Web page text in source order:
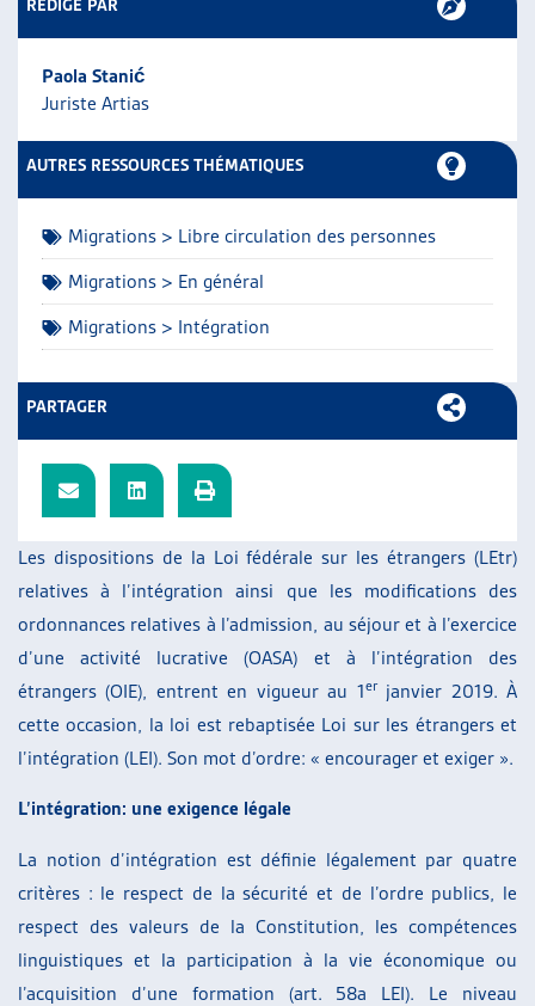
ARTIAS
L’ASSOCIATION
PROJETS ET ACTIVITÉS
Les dispositions de la Loi fédérale sur les étrangers (LEtr)
relatives à l’intégration ainsi que les modifications des
ordonnances relatives à l’admission, au séjour et à l’exercice
d’une activité lucrative (OASA) et à l’intégration des
étrangers (OIE), entrent en vigueur au 1erjanvier 2019. À
cette occasion, la loi est rebaptisée Loi sur les étrangers et
l’intégration (LEI). Son mot d’ordre: « encourager et exiger ».
L’intégration: une exigence légale
La notion d’intégration est définie légalement par quatre
critères : le respect de la sécurité et de l’ordre publics, le
respect des valeurs de la Constitution, les compétences
linguistiques et la participation à la vie économique ou
l’acquisition d’une formation (art. 58a LEI). Le niveau
RÉDIGÉ PAR
Paola Stanić
Juriste Artias
AUTRES RESSOURCES THÉMATIQUES
Migrations > Libre circulation des personnes
Migrations > En général
Migrations > Intégration
PARTAGER